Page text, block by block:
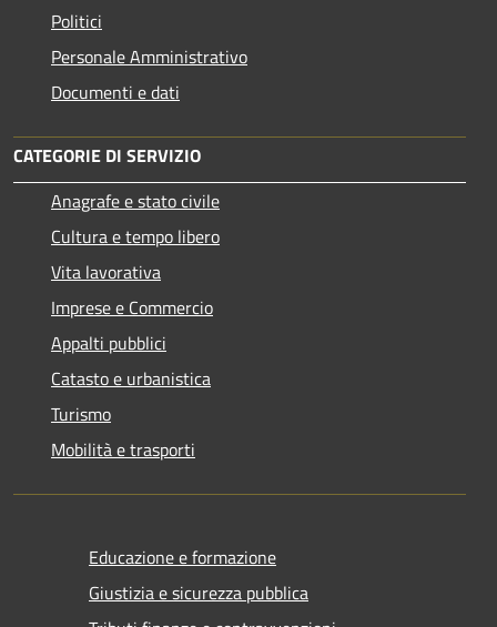
Politici
Personale Amministrativo
Documenti e dati
CATEGORIE DI SERVIZIO
Anagrafe e stato civile
Cultura e tempo libero
Vita lavorativa
Imprese e Commercio
Appalti pubblici
Catasto e urbanistica
Turismo
Mobilità e trasporti
Educazione e formazione
Giustizia e sicurezza pubblica